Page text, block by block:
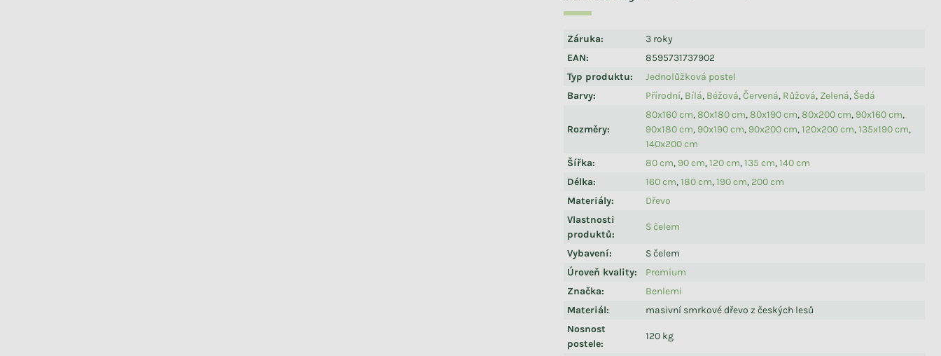
Záruka:
3 roky
EAN:
8595731737902
Typ produktu:
Jednolůžková postel
Barvy: Přírodní, Bílá, Béžová,Červená, Růžová, Zelená, Šedá
Rozměry:
80x160 cm,80x180 cm,80x190 cm,80x200 cm, 90x160 cm,
90x180 cm, 90x190 cm, 90x200 cm,120x200 cm,135x190 cm,
140x200 cm
Šířka: 80 cm, 90 cm,120 cm,135 cm,140 cm
Délka: 160 cm,180 cm,190 cm, 200 cm
Materiály:
Dřevo
Vlastnosti
produktů:
S čelem
Vybavení:
S čelem
Úroveň kvality:
Premium
Značka:
Benlemi
Materiál:
masivní smrkové dřevo z českých lesů
Nosnost
postele:
120 kg